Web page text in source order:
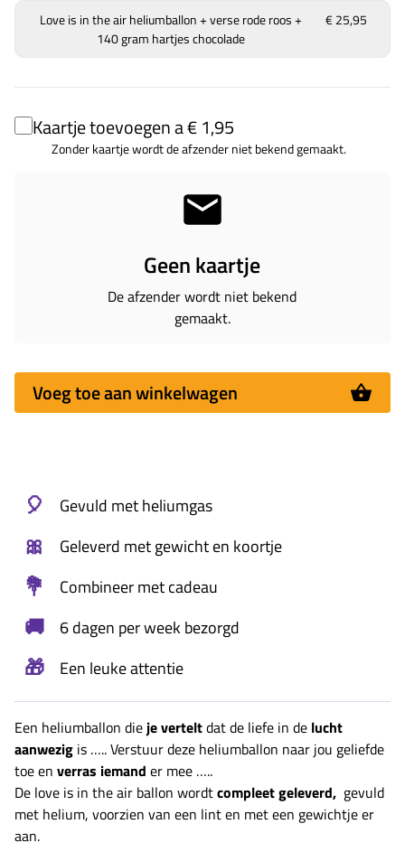
Love is in the air heliumballon + verse rode roos +
140 gram hartjes chocolade
€ 25,95
Kaartje toevoegen a € 1,95
Zonder kaartje wordt de afzender niet bekend gemaakt.
Geen kaartje
De afzender wordt niet bekend
gemaakt.
Voeg toe aan winkelwagen
🎈 Gevuld met heliumgas
🎀 Geleverd met gewicht en koortje
💐 Combineer met cadeau
🚚 6 dagen per week bezorgd
🎁 Een leuke attentie
Een heliumballon dieje verteltdat de liefe in de lucht
aanwezig is ….. Verstuur deze heliumballon naar jou geliefde
toe en verras iemand er mee …..
De love is in the air ballon wordtcompleet geleverd, gevuld
met helium, voorzien van een lint en met een gewichtje er
aan.